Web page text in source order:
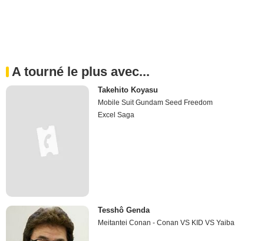
A tourné le plus avec...
Takehito Koyasu
Mobile Suit Gundam Seed Freedom
Excel Saga
Tesshô Genda
Meitantei Conan - Conan VS KID VS Yaiba